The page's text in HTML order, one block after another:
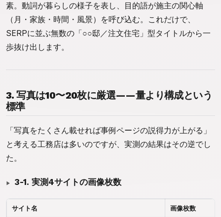
素。動詞が暮らしの様子を表し、目的語が施主の関心軸
（月・家族・時間・風景）を呼び込む。これだけで、
SERPに並ぶ無数の「○○邸／注文住宅」型タイトルから一
歩抜け出します。
3. 写真は10〜20枚に厳選——量より構成という
標準
「写真をたくさん載せれば事例ページの説得力が上がる」
と考える工務店は多いのですが、実測の結果はその逆でし
た。
3-1. 実測4サイトの画像枚数
サイト名 画像枚数